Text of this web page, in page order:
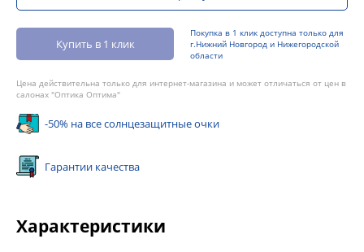
Купить в 1 клик
Покупка в 1 клик доступна только для
г.Нижний Новгород и Нижегородской
области
Цена действительна только для интернет-магазина и может отличаться от цен в
салонах "Оптика Оптима"
-50% на все солнцезащитные очки
Гарантии качества
Характеристики